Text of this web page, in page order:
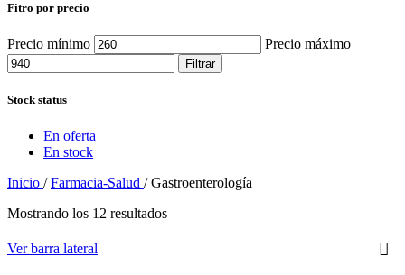
Fitro por precio
Precio mínimo Precio máximo
Filtrar
Stock status
En oferta
En stock
Inicio / Farmacia-Salud / Gastroenterología
Mostrando los 12 resultados
Ver barra lateral